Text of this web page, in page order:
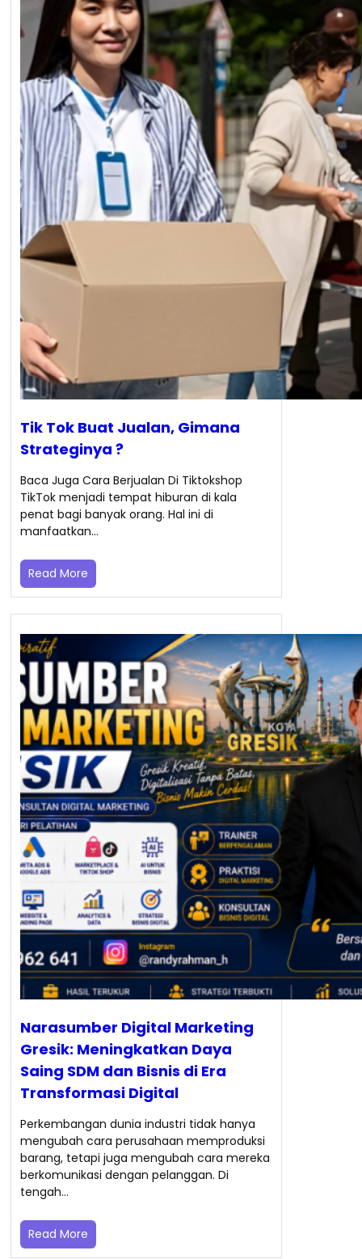
Tik Tok Buat Jualan, Gimana
Strateginya ?
Baca Juga Cara Berjualan Di Tiktokshop
TikTok menjadi tempat hiburan di kala
penat bagi banyak orang. Hal ini di
manfaatkan…
Read More
Narasumber Digital Marketing
Gresik: Meningkatkan Daya
Saing SDM dan Bisnis di Era
Transformasi Digital
Perkembangan dunia industri tidak hanya
mengubah cara perusahaan memproduksi
barang, tetapi juga mengubah cara mereka
berkomunikasi dengan pelanggan. Di
tengah…
Read More